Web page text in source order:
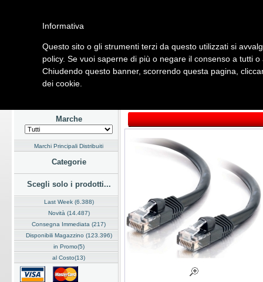
Home Listino Marchi Dati Cliente Servizi Company
Hardware Software Fotografia Telefonia Audio Video
Marche
Marchi Principali Distribuiti
Categorie
Scegli solo i prodotti...
Last Week (6.388)
Novità (14.487)
Consegna Immediata (217)
Disponibili Magazzino (123.396)
in Promo(5)
al Costo(13)
Informativa
Questo sito o gli strumenti terzi da questo utilizzati si
policy. Se vuoi saperne di più o negare il consenso a tutti
Chiudendo questo banner, scorrendo questa pagina,
dei cookie.